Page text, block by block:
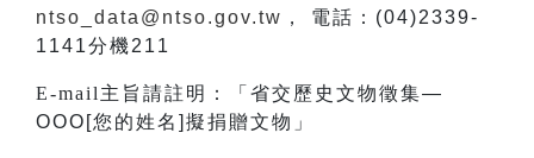
ntso_data@ntso.gov.tw ， 電話：(04)2339-
1141分機211
E-mail 主旨請註明：「省交歷史文物徵集—
OOO[您的姓名]擬捐贈文物」